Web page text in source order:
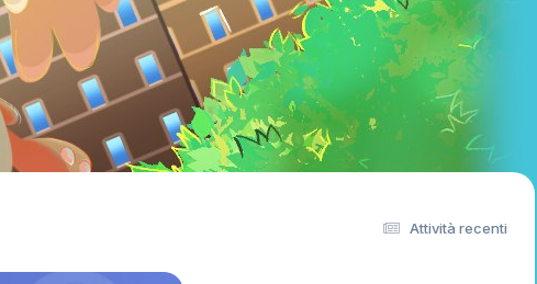
Attività recenti